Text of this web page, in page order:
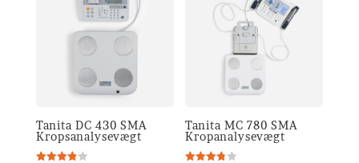
Tanita DC 430 SMA
Kropsanalysevægt
Tanita MC 780 SMA
Kropanalysevægt